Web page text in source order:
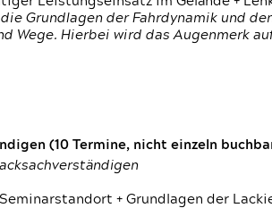
Grundlagen der Fahrdynamik und
Wege. Hierbei wird das Augenmerk
(10 Termine, nicht einzeln
+ Grundlagen der